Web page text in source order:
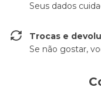
Seus dados
Trocas e
Se não gostar,